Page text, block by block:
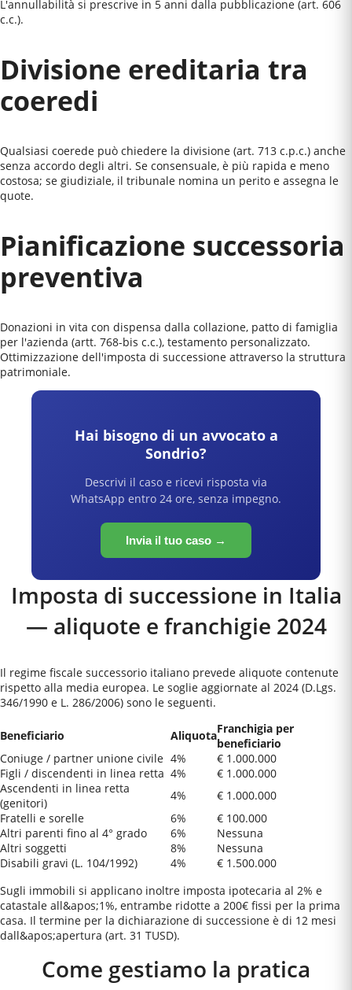
L'annullabilità si prescrive in 5 anni dalla pubblicazione (art. 606
c.c.).
Divisione ereditaria tra
coeredi
Qualsiasi coerede può chiedere la divisione (art. 713 c.p.c.) anche
senza accordo degli altri. Se consensuale, è più rapida e meno
costosa; se giudiziale, il tribunale nomina un perito e assegna le
quote.
Pianificazione successoria
preventiva
Donazioni in vita con dispensa dalla collazione, patto di famiglia
per l'azienda (artt. 768-bis c.c.), testamento personalizzato.
Ottimizzazione dell'imposta di successione attraverso la struttura
patrimoniale.
Hai bisogno di un avvocato a
Sondrio?
Descrivi il caso e ricevi risposta via
WhatsApp entro 24 ore, senza impegno.
Invia il tuo caso →
Imposta di successione in Italia
— aliquote e franchigie 2024
Il regime fiscale successorio italiano prevede aliquote contenute
rispetto alla media europea. Le soglie aggiornate al 2024 (D.Lgs.
346/1990 e L. 286/2006) sono le seguenti.
Beneficiario AliquotaFranchigia per
beneficiario
Coniuge / partner unione civile 4%
€ 1.000.000
Figli / discendenti in linea retta 4%
€ 1.000.000
Ascendenti in linea retta
(genitori)
4%
€ 1.000.000
Fratelli e sorelle
6%
€ 100.000
Altri parenti fino al 4° grado
6%
Nessuna
Altri soggetti
8%
Nessuna
Disabili gravi (L. 104/1992)
4%
€ 1.500.000
Sugli immobili si applicano inoltre imposta ipotecaria al 2% e
catastale all&apos;1%, entrambe ridotte a 200€ fissi per la prima
casa. Il termine per la dichiarazione di successione è di 12 mesi
dall&apos;apertura (art. 31 TUSD).
Come gestiamo la pratica